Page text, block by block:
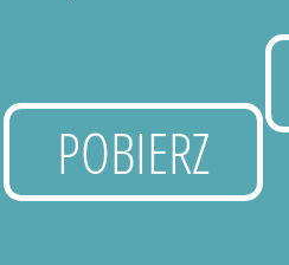
POBIERZ